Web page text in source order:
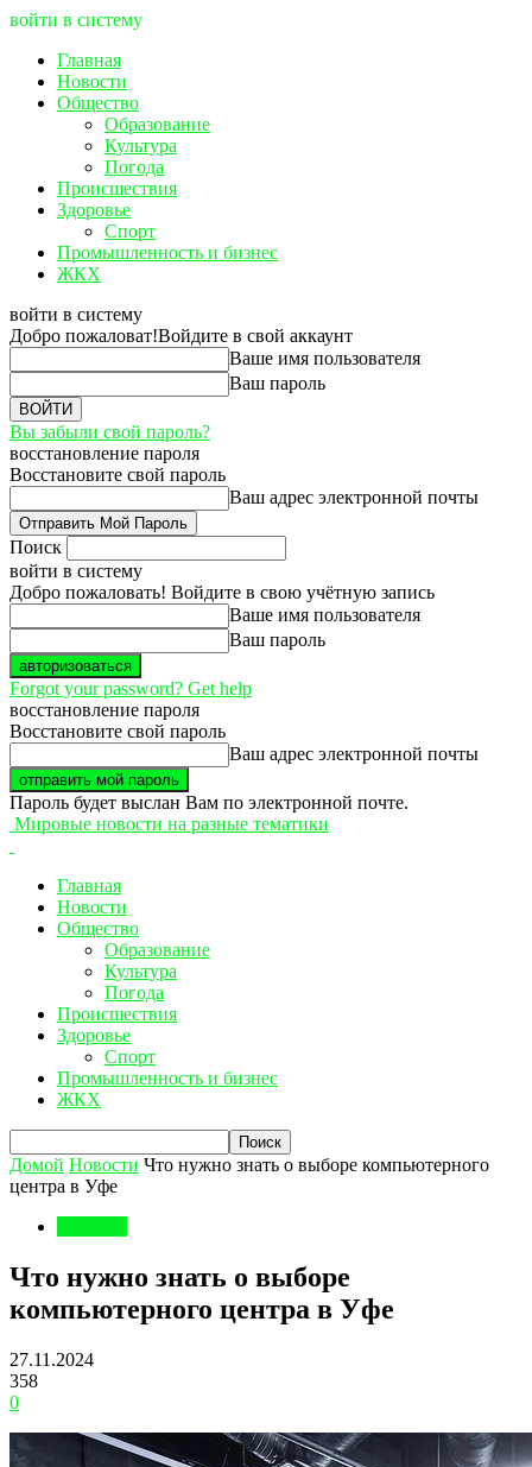
войти в систему
Главная
Новости
Общество
Образование
Культура
Погода
Происшествия
Здоровье
Спорт
Промышленность и бизнес
ЖКХ
войти в систему
Добро пожаловат!Войдите в свой аккаунт
Ваше имя пользователя
Ваш пароль
Вы забыли свой пароль?
восстановление пароля
Восстановите свой пароль
Ваш адрес электронной почты
Поиск
войти в систему
Добро пожаловать! Войдите в свою учётную запись
Ваше имя пользователя
Ваш пароль
Forgot your password? Get help
восстановление пароля
Восстановите свой пароль
Ваш адрес электронной почты
Пароль будет выслан Вам по электронной почте.
Мировые новости на разные тематики
Главная
Новости
Общество
Образование
Культура
Погода
Происшествия
Здоровье
Спорт
Промышленность и бизнес
ЖКХ
Домой Новости Что нужно знать о выборе компьютерного
центра в Уфе
Что нужно знать о выборе
компьютерного центра в Уфе
27.11.2024
358
0